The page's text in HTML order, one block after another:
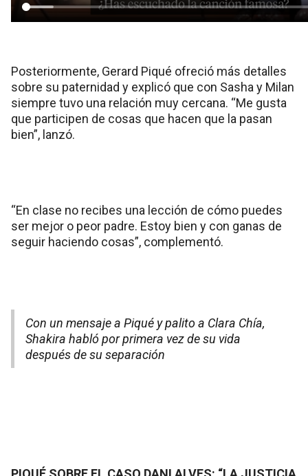
Posteriormente, Gerard Piqué ofreció más detalles
sobre su paternidad y explicó que con Sasha y Milan
siempre tuvo una relación muy cercana. “Me gusta
que participen de cosas que hacen que la pasan
bien”, lanzó.
“En clase no recibes una lección de cómo puedes
ser mejor o peor padre. Estoy bien y con ganas de
seguir haciendo cosas”, complementó.
Con un mensaje a Piqué y palito a Clara Chía,
Shakira habló por primera vez de su vida
después de su separación